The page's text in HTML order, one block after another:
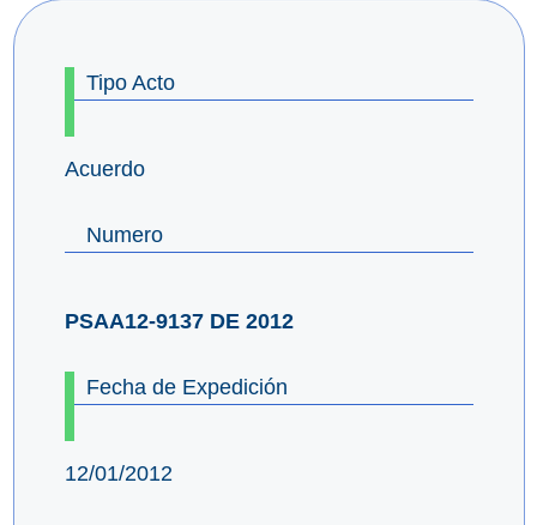
Tipo Acto
Acuerdo
Numero
PSAA12-9137 DE 2012
Fecha de Expedición
12/01/2012